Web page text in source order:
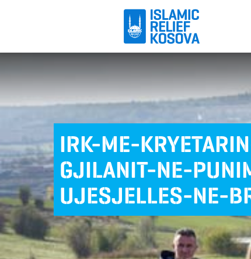
IRK-ME-
GJILANIT-NE-
UJESJELLES-NE-